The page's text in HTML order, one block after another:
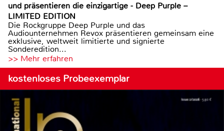
und präsentieren die einzigartige - Deep Purple –
LIMITED EDITION
Die Rockgruppe Deep Purple und das
Audiounternehmen Revox präsentieren gemeinsam eine
exklusive, weltweit limitierte und signierte
Sonderedition...
>> Mehr erfahren
kostenloses Probeexemplar